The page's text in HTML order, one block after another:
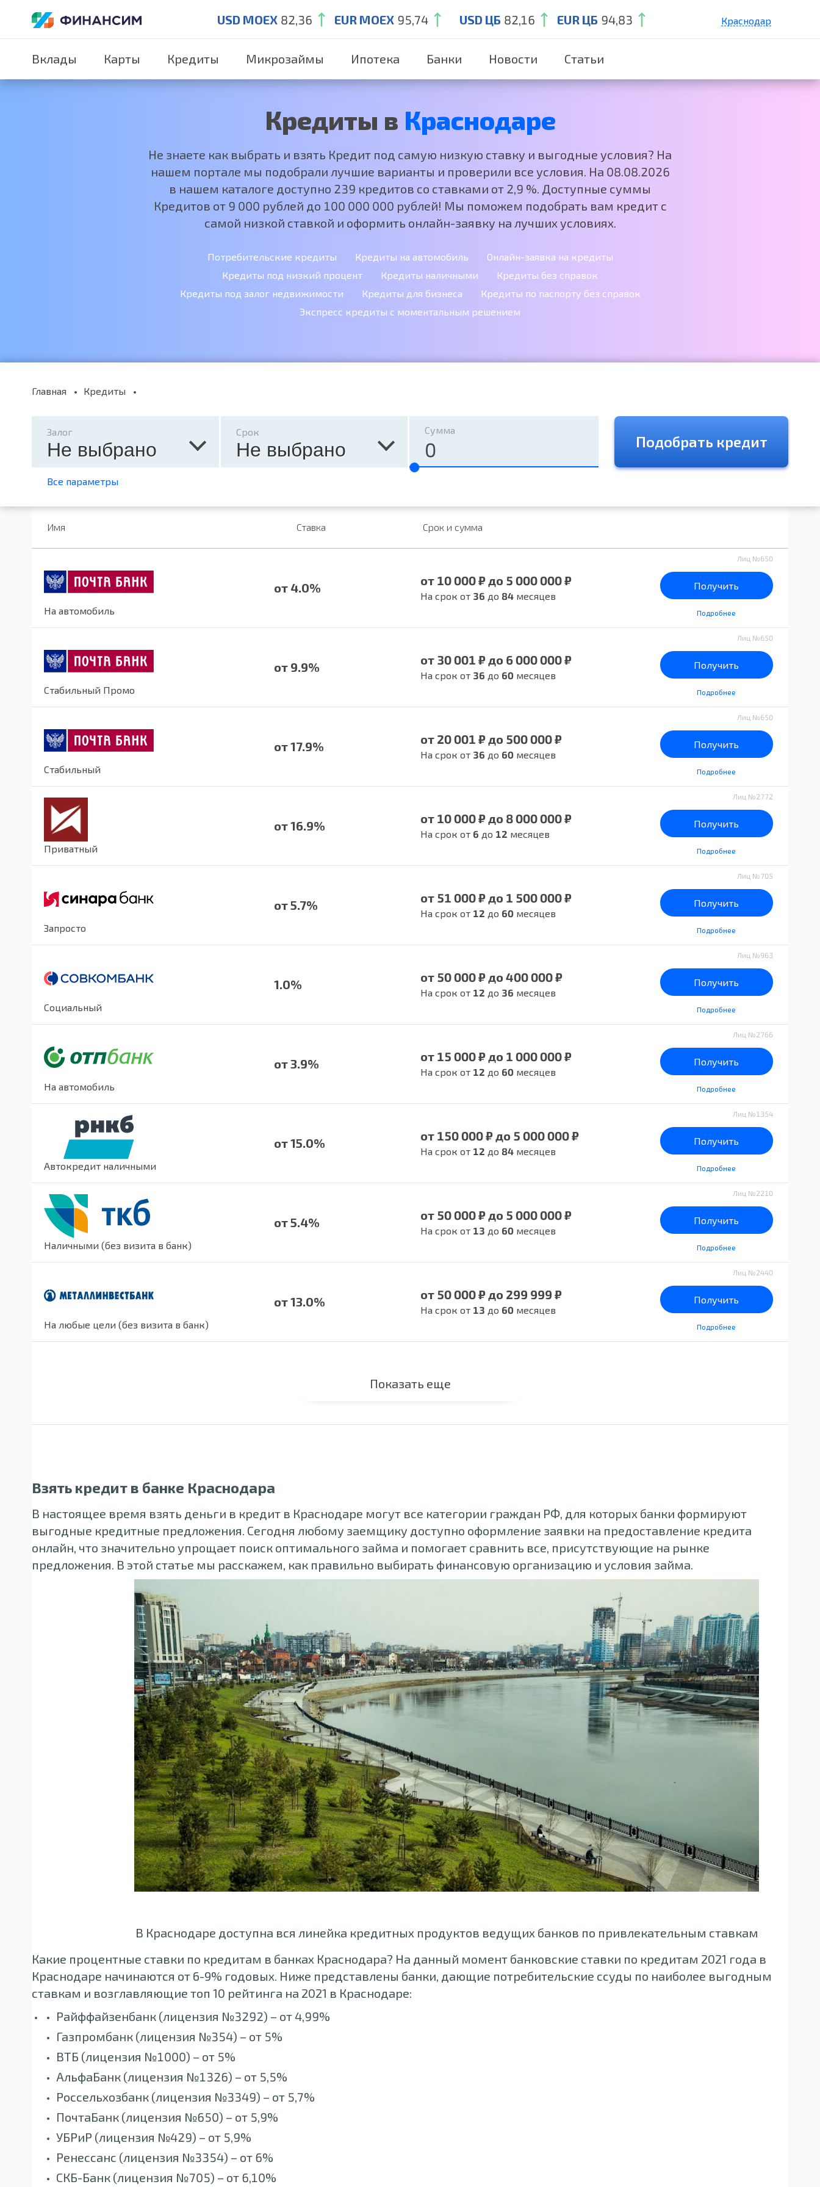
USD MOEX 82,36 EUR MOEX 95,74 USD ЦБ 82,16 EUR ЦБ 94,83 Краснодар
Нижний Новгород
Вклады Карты Кредиты Микрозаймы Ипотека Банки Новости Статьи
Кредиты в Краснодаре
Не знаете как выбрать и взять Кредит под самую низкую ставку и выгодные условия? На
нашем портале мы подобрали лучшие варианты и проверили все условия. На 08.08.2026
в нашем каталоге доступно 239 кредитов со ставками от 2,9 %. Доступные суммы
Кредитов от 9 000 рублей до 100 000 000 рублей! Мы поможем подобрать вам кредит с
самой низкой ставкой и оформить онлайн-заявку на лучших условиях.
Потребительские кредиты Кредиты на автомобиль
Онлайн-заявка на кредиты
Кредиты под низкий процент
Кредиты наличными
Кредиты без справок
Кредиты под залог недвижимости
Кредиты для бизнеса
Кредиты по паспорту без справок
Экспресс кредиты с моментальным решением
Главная Кредиты
Залог
Не выбрано
Срок
Не выбрано
Сумма
Подобрать кредит
Все параметры
Имя Ставка Срок и сумма
На автомобиль
от 4.0% от 10 000 ₽ до 5 000 000 ₽
На срок от 36 до 84месяцев
Лиц №650
Получить
Подробнее
Стабильный Промо
от 9.9% от 30 001 ₽ до 6 000 000 ₽
На срок от 36 до 60месяцев
Лиц №650
Получить
Подробнее
Стабильный
от 17.9% от 20 001 ₽ до 500 000 ₽
На срок от 36 до 60месяцев
Лиц №650
Получить
Подробнее
Приватный
от 16.9% от 10 000 ₽ до 8 000 000 ₽
На срок от 6 до 12 месяцев
Лиц №2772
Получить
Подробнее
Запросто
от 5.7% от 51 000 ₽ до 1 500 000 ₽
На срок от 12 до 60месяцев
Лиц №705
Получить
Подробнее
Социальный
1.0% от 50 000 ₽ до 400 000 ₽
На срок от 12 до 36 месяцев
Лиц №963
Получить
Подробнее
На автомобиль
от 3.9% от 15 000 ₽ до 1 000 000 ₽
На срок от 12 до 60месяцев
Лиц №2766
Получить
Подробнее
Автокредит наличными
от 15.0% от 150 000 ₽ до 5 000 000 ₽
На срок от 12 до 84месяцев
Лиц №1354
Получить
Подробнее
Наличными (без визита в банк)
от 5.4% от 50 000 ₽ до 5 000 000 ₽
На срок от 13 до 60месяцев
Лиц №2210
Получить
Подробнее
На любые цели (без визита в банк)
от 13.0% от 50 000 ₽ до 299 999 ₽
На срок от 13 до 60месяцев
Лиц №2440
Получить
Подробнее
Показать еще
Взять кредит в банке Краснодара
В настоящее время взять деньги в кредит в Краснодаре могут все категории граждан РФ, для которых банки формируют
выгодные кредитные предложения. Сегодня любому заемщику доступно оформление заявки на предоставление кредита
онлайн, что значительно упрощает поиск оптимального займа и помогает сравнить все, присутствующие на рынке
предложения. В этой статье мы расскажем, как правильно выбирать финансовую организацию и условия займа.
В Краснодаре доступна вся линейка кредитных продуктов ведущих банков по привлекательным ставкам
Какие процентные ставки по кредитам в банках Краснодара? На данный момент банковские ставки по кредитам 2021 года в
Краснодаре начинаются от 6-9% годовых. Ниже представлены банки, дающие потребительские ссуды по наиболее выгодным
ставкам и возглавляющие топ 10 рейтинга на 2021 в Краснодаре:
Райффайзенбанк (лицензия №3292) – от 4,99%
Газпромбанк (лицензия №354) – от 5%
ВТБ (лицензия №1000) – от 5%
АльфаБанк (лицензия №1326) – от 5,5%
Россельхозбанк (лицензия №3349) – от 5,7%
ПочтаБанк (лицензия №650) – от 5,9%
УБРиР (лицензия №429) – от 5,9%
Ренессанс (лицензия №3354) – от 6%
СКБ-Банк (лицензия №705) – от 6,10%